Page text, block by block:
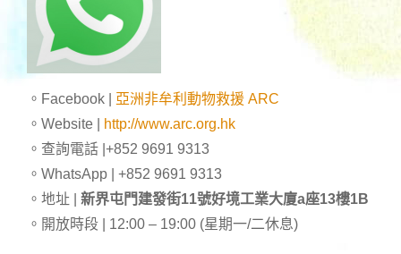
。Facebook |
亞洲非牟利動物救援 ARC
。Website |
http://www.arc.org.hk
。查詢電話 |+852 9691 9313
。WhatsApp | +852 9691 9313
。地址 | 新界屯門建發街11號好境工業大廈a座13樓1B
。開放時段 | 12:00 – 19:00 (星期一/二休息)